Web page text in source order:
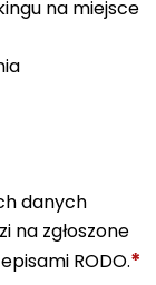
na miejsce
danych
na zgłoszone
RODO.*